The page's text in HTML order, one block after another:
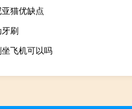
猫优缺点
刷
飞机可以吗